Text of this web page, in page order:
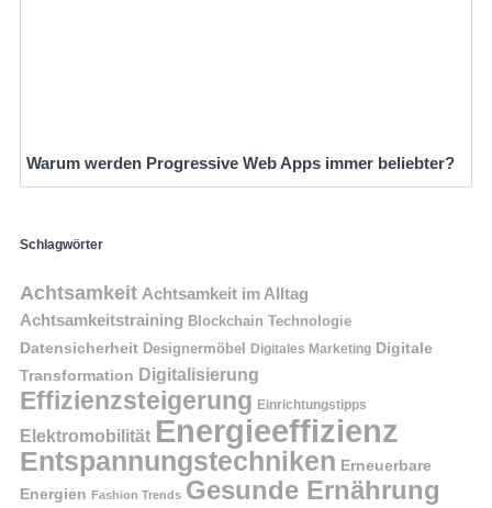
Warum werden Progressive Web Apps immer beliebter?
Schlagwörter
Achtsamkeit Achtsamkeit im Alltag
Achtsamkeitstraining Blockchain Technologie
Datensicherheit Designermöbel Digitales Marketing Digitale
Transformation Digitalisierung
Effizienzsteigerung Einrichtungstipps
Elektromobilität Energieeffizienz
Entspannungstechniken Erneuerbare
Energien Fashion Trends Gesunde Ernährung